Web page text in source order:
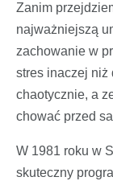
Zanim
najważniejszą
zachowanie w
stres inaczej niż
chaotycznie, a
chować przed
W 1981 roku w
skuteczny